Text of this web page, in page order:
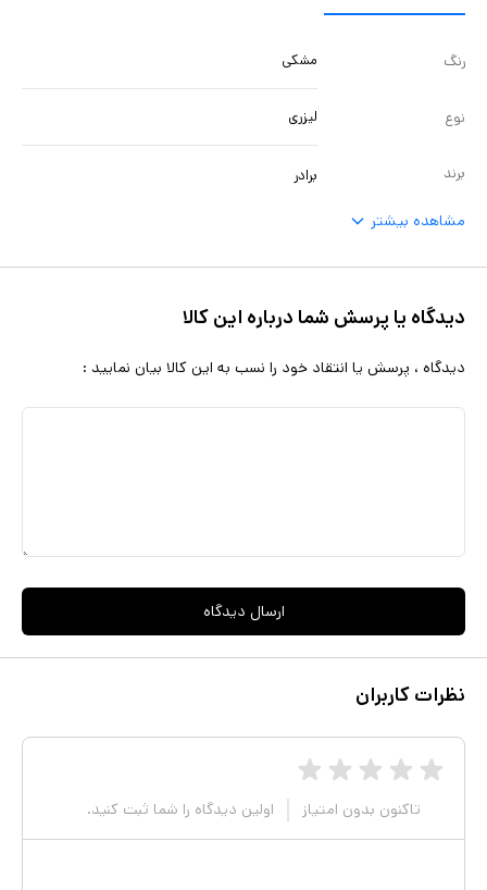
رنگ مشکی
نوع لیزری
برند برادر
مشاهده بیشتر
دیدگاه یا پرسش شما درباره این کالا
دیدگاه ، پرسش یا انتقاد خود را نسب به این کالا بیان نمایید :
ارسال دیدگاه
نظرات کاربران
تاکنون بدون امتیاز اولین دیدگاه را شما ثبت کنید.